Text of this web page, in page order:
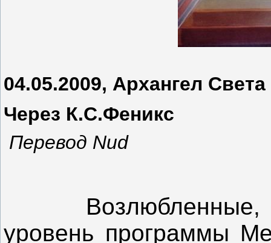
04.05.2009, Архангел
Через К.С.Феникс
Перевод Nud
Возлюбленные, мы
уровень программы